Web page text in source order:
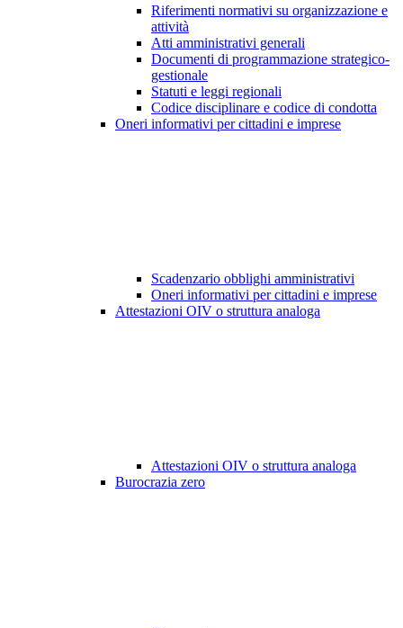
Riferimenti normativi su organizzazione e
attività
Atti amministrativi generali
Documenti di programmazione strategico-
gestionale
Statuti e leggi regionali
Codice disciplinare e codice di condotta
Oneri informativi per cittadini e imprese
Scadenzario obblighi amministrativi
Oneri informativi per cittadini e imprese
Attestazioni OIV o struttura analoga
Attestazioni OIV o struttura analoga
Burocrazia zero